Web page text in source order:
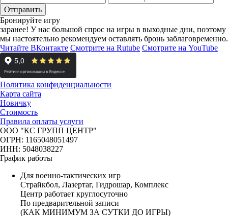
Отправить
Бронируйте игру
заранее! У нас большой спрос на игры в выходные дни, поэтому
мы настоятельно рекомендуем оставлять бронь заблаговременно.
Читайте ВКонтакте Смотрите на Rutube Смотрите на YouTube
Политика конфиденциальности
Карта сайта
Новичку
Стоимость
Правила оплаты услуги
ООО "КС ГРУПП ЦЕНТР"
ОГРН: 1165048051497
ИНН: 5048038227
График работы
Для военно-тактических игр
Страйкбол, Лазертаг, Гидрошар, Комплекс
Центр работает круглосуточно
По предварительной записи
(КАК МИНИМУМ ЗА СУТКИ ДО ИГРЫ)